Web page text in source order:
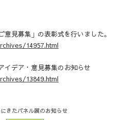
意見募集」の表彰式を行いました。
14957.html
イデア・意見募集のお知らせ
13849.html
きたパネル展のお知らせ